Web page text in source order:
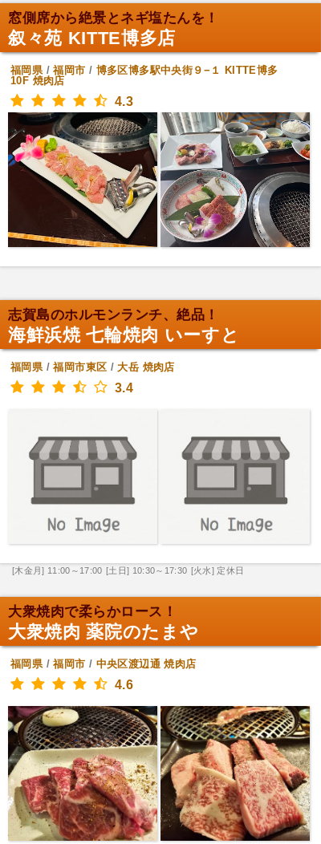
窓側席から絶景とネギ塩たんを！
叙々苑 KITTE博多店
福岡県/福岡市 / 博多区博多駅中央街９−１ KITTE博多
10F 焼肉店
4.3
志賀島のホルモンランチ、絶品！
海鮮浜焼 七輪焼肉 いーすと
福岡県/福岡市東区 /大岳 焼肉店
3.4
[木金月] 11:00～17:00 [土日] 10:30～17:30 [火水] 定休日
大衆焼肉で柔らかロース！
大衆焼肉 薬院のたまや
福岡県/福岡市 / 中央区渡辺通 焼肉店
4.6